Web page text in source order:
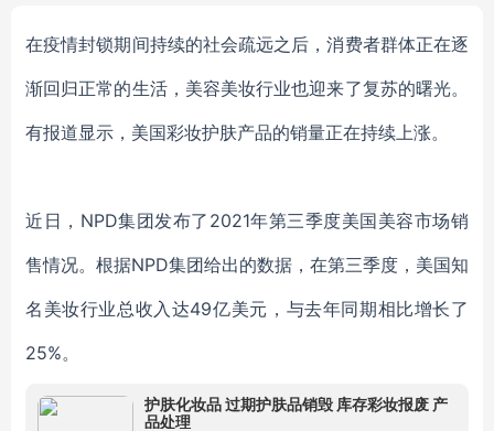
在疫情封锁期间持续的社会疏远之后，消费者群体正在逐
渐回归正常的生活，美容美妆行业也迎来了复苏的曙光。
有报道显示，美国彩妆护肤产品的销量正在持续上涨。
近日， NPD集团发布了 2021年第三季度美国美容市场销
售情况。 根据NPD集团给出的数据，在第三季度，美国知
名美妆行业总收入达49亿美元，与去年同期相比增长了
25%。
护肤化妆品 过期护肤品销毁 库存彩妆报废 产
品处理